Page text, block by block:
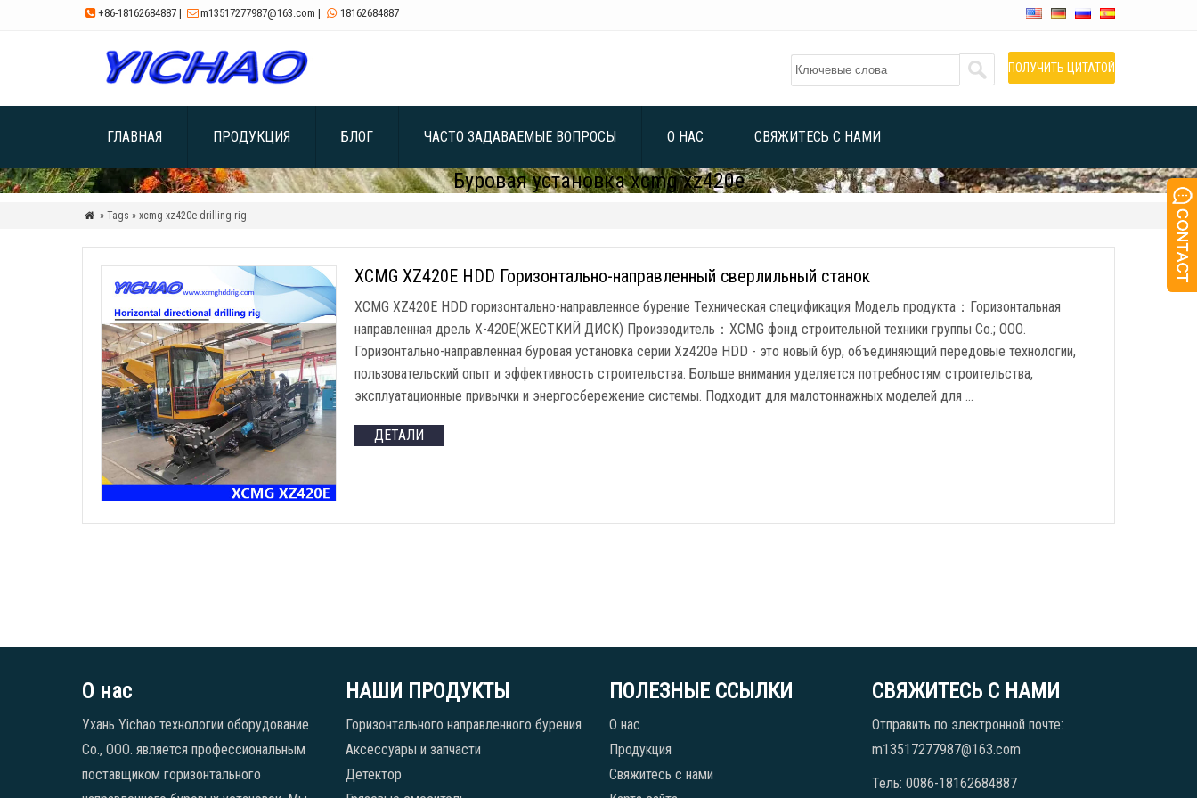
 +86-18162684887 | m13517277987@163.com |  18162684887
ПОЛУЧИТЬ ЦИТАТОЙ
ГЛАВНАЯ ПРОДУКЦИЯ БЛОГ ЧАСТО ЗАДАВАЕМЫЕ ВОПРОСЫ О НАС СВЯЖИТЕСЬ С НАМИ
Буровая установка xcmg xz420e
 » Tags » xcmg xz420e drilling rig
XCMG XZ420E HDD Горизонтально-направленный сверлильный станок
XCMG XZ420E HDD горизонтально-направленное бурение Техническая спецификация Модель продукта：Горизонтальная
направленная дрель X-420E(ЖЕСТКИЙ ДИСК) Производитель：XCMG фонд строительной техники группы Co.; ООО.
Горизонтально-направленная буровая установка серии Xz420e HDD - это новый бур, объединяющий передовые технологии,
пользовательский опыт и эффективность строительства. Больше внимания уделяется потребностям строительства,
эксплуатационные привычки и энергосбережение системы. Подходит для малотоннажных моделей для …
ДЕТАЛИ
О нас
Ухань Yichao технологии оборудование
Co., ООО. является профессиональным
поставщиком горизонтального
НАШИ ПРОДУКТЫ
Горизонтального направленного бурения
Аксессуары и запчасти
Детектор
ПОЛЕЗНЫЕ ССЫЛКИ
О нас
Продукция
Свяжитесь с нами
СВЯЖИТЕСЬ С НАМИ
Отправить по электронной почте:
m13517277987@163.com
Тель: 0086-18162684887